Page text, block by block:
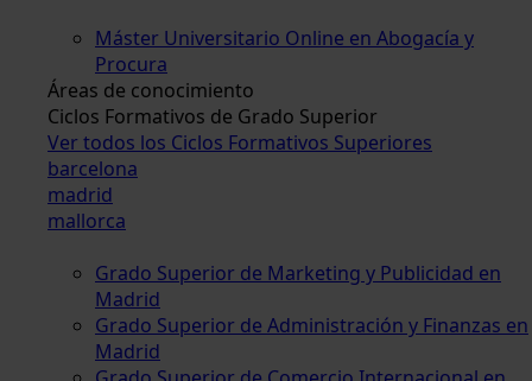
Máster Universitario Online en Abogacía y
Procura
Áreas de conocimiento
Ciclos Formativos de Grado Superior
Ver todos los Ciclos Formativos Superiores
barcelona
madrid
mallorca
Grado Superior de Marketing y Publicidad en
Madrid
Grado Superior de Administración y Finanzas en
Madrid